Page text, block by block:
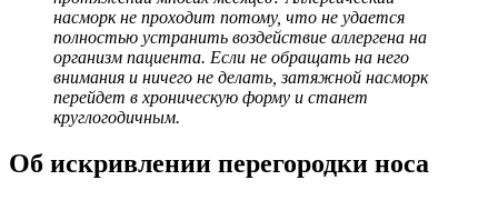
насморк не проходит потому, что не удается
полностью устранить воздействие аллергена на
организм пациента. Если не обращать на него
внимания и ничего не делать, затяжной насморк
перейдет в хроническую форму и станет
круглогодичным.
Об искривлении перегородки носа